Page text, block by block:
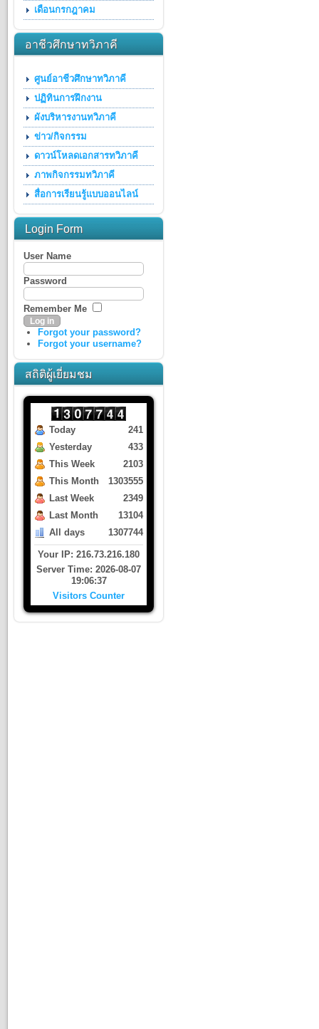
เดือนกรกฎาคม
อาชีวศึกษาทวิภาคี
ศูนย์อาชีวศึกษาทวิภาคี
ปฏิทินการฝึกงาน
ผังบริหารงานทวิภาคี
ข่าว/กิจกรรม
ดาวน์โหลดเอกสารทวิภาคี
ภาพกิจกรรมทวิภาคี
สื่อการเรียนรู้แบบออนไลน์
Login Form
User Name
Password
Remember Me
Forgot your password?
Forgot your username?
สถิติผู้เยี่ยมชม
Today
Yesterday
This Week
This Month
Last Week
Last Month
All days
241
433
2103
1303555
2349
13104
1307744
Your IP: 216.73.216.180
Server Time: 2026-08-07
19:06:37
Visitors Counter